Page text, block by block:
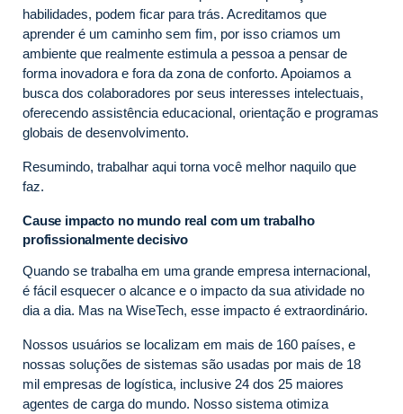
habilidades, podem ficar para trás. Acreditamos que
aprender é um caminho sem fim, por isso criamos um
ambiente que realmente estimula a pessoa a pensar de
forma inovadora e fora da zona de conforto. Apoiamos a
busca dos colaboradores por seus interesses intelectuais,
oferecendo assistência educacional, orientação e programas
globais de desenvolvimento.
Resumindo, trabalhar aqui torna você melhor naquilo que
faz.
Cause impacto no mundo real com um trabalho
profissionalmente decisivo
Quando se trabalha em uma grande empresa internacional,
é fácil esquecer o alcance e o impacto da sua atividade no
dia a dia. Mas na WiseTech, esse impacto é extraordinário.
Nossos usuários se localizam em mais de 160 países, e
nossas soluções de sistemas são usadas por mais de 18
mil empresas de logística, inclusive 24 dos 25 maiores
agentes de carga do mundo. Nosso sistema otimiza